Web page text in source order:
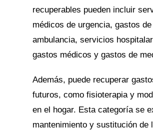
recuperables pueden incluir
médicos de urgencia, gastos de
ambulancia, servicios
gastos médicos y gastos de
Además, puede recuperar
futuros, como fisioterapia y
en el hogar. Esta categoría se
mantenimiento y sustitución de